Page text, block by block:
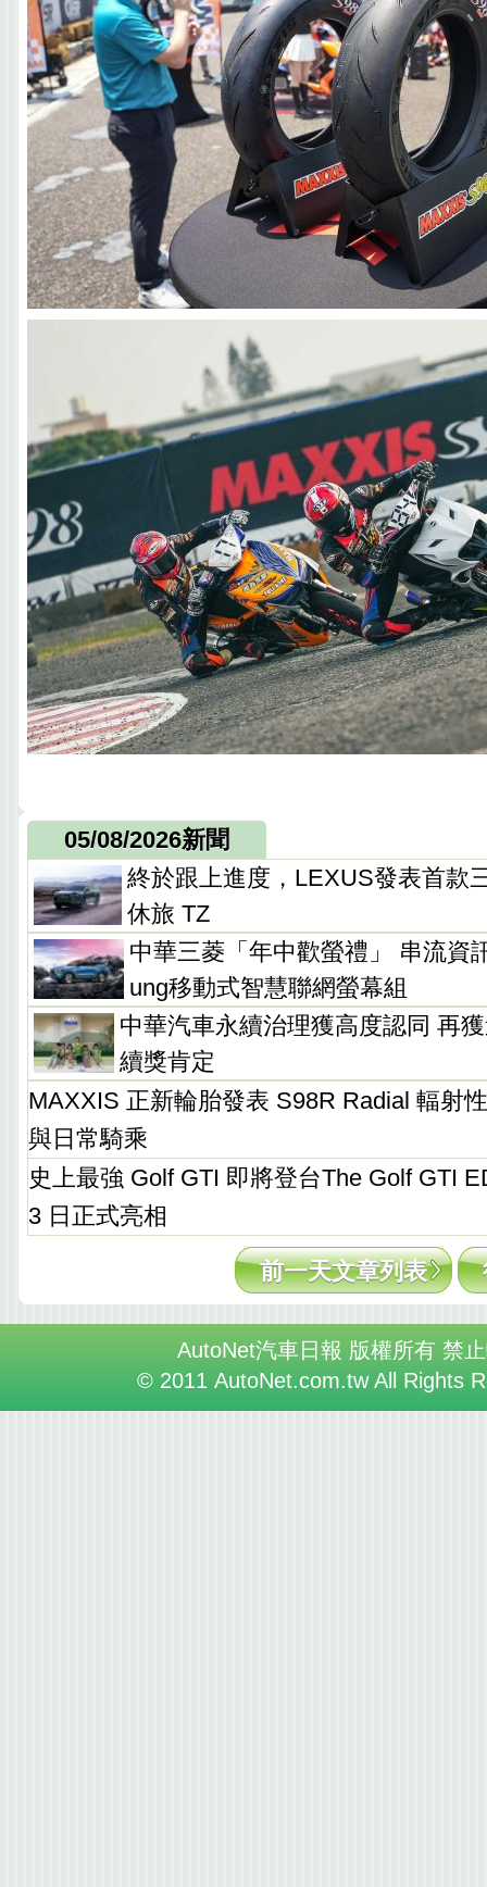
05/08/2026新聞
終於跟上進度，LEXUS發表首款
休旅 TZ
中華三菱「年中歡螢禮」 串流資
ung移動式智慧聯網螢幕組
中華汽車永續治理獲高度認同 再
續獎肯定
MAXXIS 正新輪胎發表 S98R Radial 輻射
與日常騎乘
史上最強 Golf GTI 即將登台The Golf GTI
3 日正式亮相
前一天文章列表
AutoNet汽車日報 版權所有 禁
© 2011 AutoNet.com.tw All Rights